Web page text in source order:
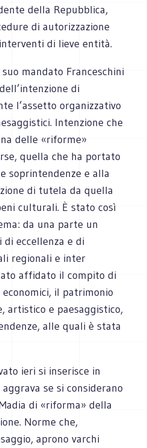
della Repubblica,
di autorizzazione
di lieve entità.
mandato Franceschini
di
l’assetto organizzativo
Intenzione che
delle «riforme»
quella che ha portato
soprintendenze e alla
di tutela da quella
culturali. È stato così
da una parte un
eccellenza e di
regionali e inter
affidato il compito di
il patrimonio
artistico e paesaggistico,
alle quali è stata
ieri si inserisce in
se si considerano
di «riforma» della
Norme che,
aprono varchi